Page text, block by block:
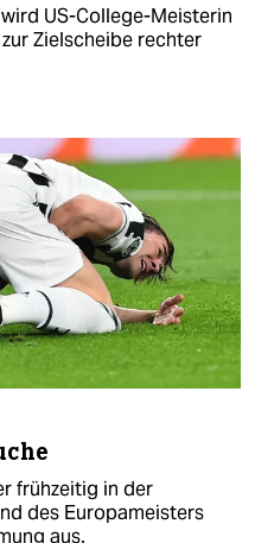
US-College-Meisterin
Zielscheibe rechter
frühzeitig in der
des Europameisters
aus.